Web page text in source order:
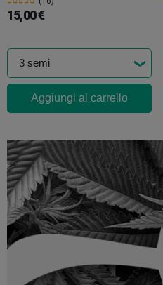
15,00 €
Aggiungi al carrello